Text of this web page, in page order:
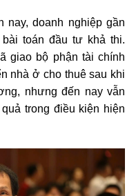
doanh nghiệp gần
toán đầu tư khả thi.
giao bộ phận tài chính
nhà ở cho thuê sau khi
nhưng đến nay vẫn
trong điều kiện hiện